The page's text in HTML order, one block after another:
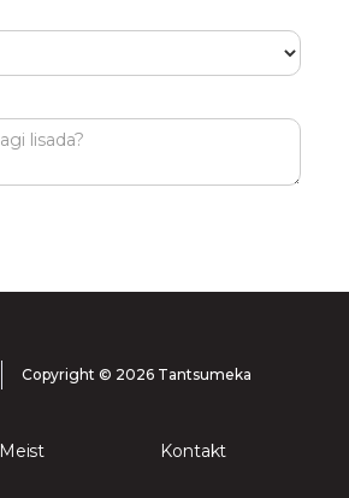
Copyright © 2026 Tantsumeka
Meist Kontakt